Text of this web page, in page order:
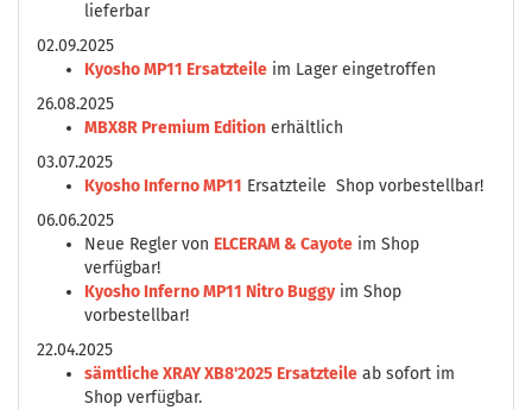
lieferbar
02.09.2025
Kyosho MP11 Ersatzteile im Lager eingetroffen
26.08.2025
MBX8R Premium Edition erhältlich
03.07.2025
Kyosho Inferno MP11 Ersatzteile Shop vorbestellbar!
06.06.2025
Neue Regler von ELCERAM & Cayote im Shop
verfügbar!
Kyosho Inferno MP11 Nitro Buggyim Shop
vorbestellbar!
22.04.2025
sämtliche XRAY XB8'2025 Ersatzteile ab sofort im
Shop verfügbar.